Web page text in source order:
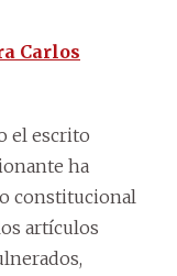
Carlos
el escrito
ha
constitucional
artículos